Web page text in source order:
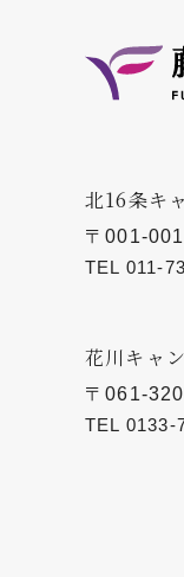
北16条キ
〒001-
TEL 011-
花川キャ
〒061-
TEL 0133-